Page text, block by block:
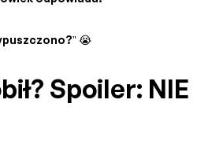
😭
Spoiler: NIE